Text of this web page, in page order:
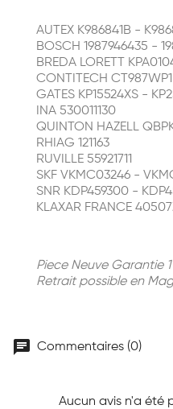
AUTEX K986841B -
BOSCH 1987946435 -
BREDA LORETT
CONTITECH CT987WP1
GATES KP15524XS -
INA 530011130
QUINTON HAZELL
RHIAG 121163
RUVILLE 55921711
SKF VKMC03246 -
SNR KDP459300 -
KLAXAR FRANCE
Piece Neuve Garantie 1
Retrait possible en
chat Commentaires (0)
Aucun avis n'a été